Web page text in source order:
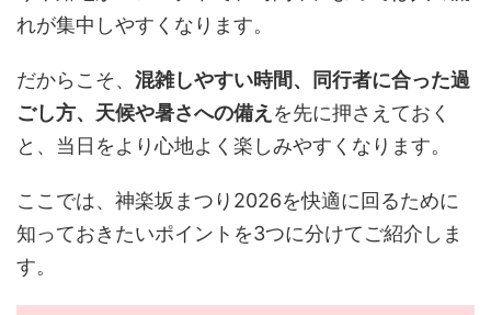
れが集中しやすくなります。
だからこそ、 混雑しやすい時間、同行者に合った過
ごし方、天候や暑さへの備え を先に押さえておく
と、当日をより心地よく楽しみやすくなります。
ここでは、神楽坂まつり2026を快適に回るために
知っておきたいポイントを3つに分けてご紹介しま
す。